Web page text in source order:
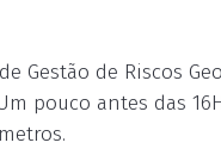
Gestão de Riscos
pouco antes das